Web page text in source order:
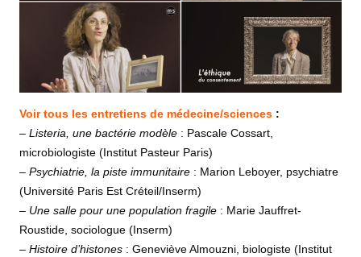
Voir tous les entretiens de médecine/sciences :
– Listeria, une bactérie modèle : Pascale Cossart,
microbiologiste (Institut Pasteur Paris)
– Psychiatrie, la piste immunitaire : Marion Leboyer, psychiatre
(Université Paris Est Créteil/Inserm)
– Une salle pour une population fragile : Marie Jauffret-
Roustide, sociologue (Inserm)
– Histoire d’histones : Geneviève Almouzni, biologiste (Institut